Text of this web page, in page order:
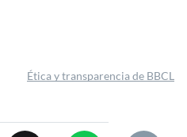
Ética y transparencia de BBCL